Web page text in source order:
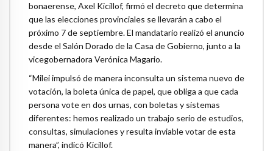
bonaerense, Axel Kicillof, firmó el decreto que determina
que las elecciones provinciales se llevarán a cabo el
próximo 7 de septiembre. El mandatario realizó el anuncio
desde el Salón Dorado de la Casa de Gobierno, junto a la
vicegobernadora Verónica Magario.
“Milei impulsó de manera inconsulta un sistema nuevo de
votación, la boleta única de papel, que obliga a que cada
persona vote en dos urnas, con boletas y sistemas
diferentes: hemos realizado un trabajo serio de estudios,
consultas, simulaciones y resulta inviable votar de esta
manera”, indicó Kicillof.